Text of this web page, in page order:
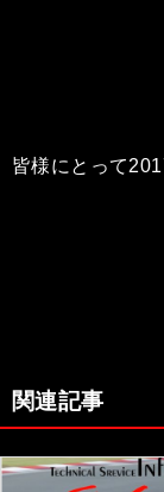
皆様にとって
関連記事